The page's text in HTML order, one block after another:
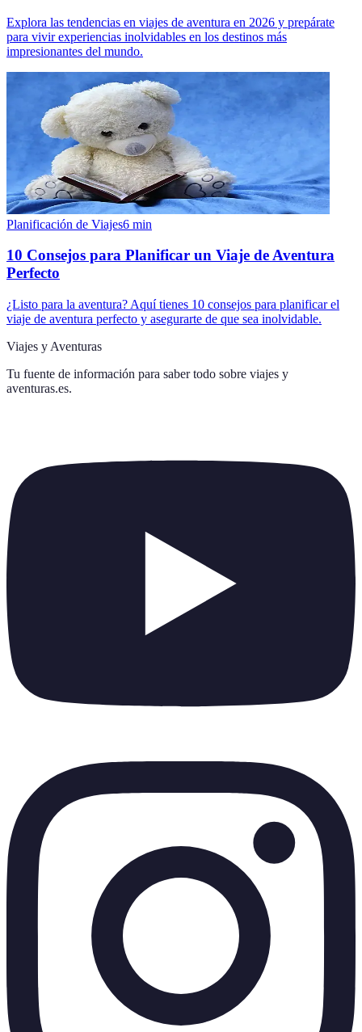
Explora las tendencias en viajes de aventura en 2026 y prepárate
para vivir experiencias inolvidables en los destinos más
impresionantes del mundo.
Planificación de Viajes6 min
10 Consejos para Planificar un Viaje de Aventura
Perfecto
¿Listo para la aventura? Aquí tienes 10 consejos para planificar el
viaje de aventura perfecto y asegurarte de que sea inolvidable.
Viajes y Aventuras
Tu fuente de información para saber todo sobre viajes y
aventuras.es.